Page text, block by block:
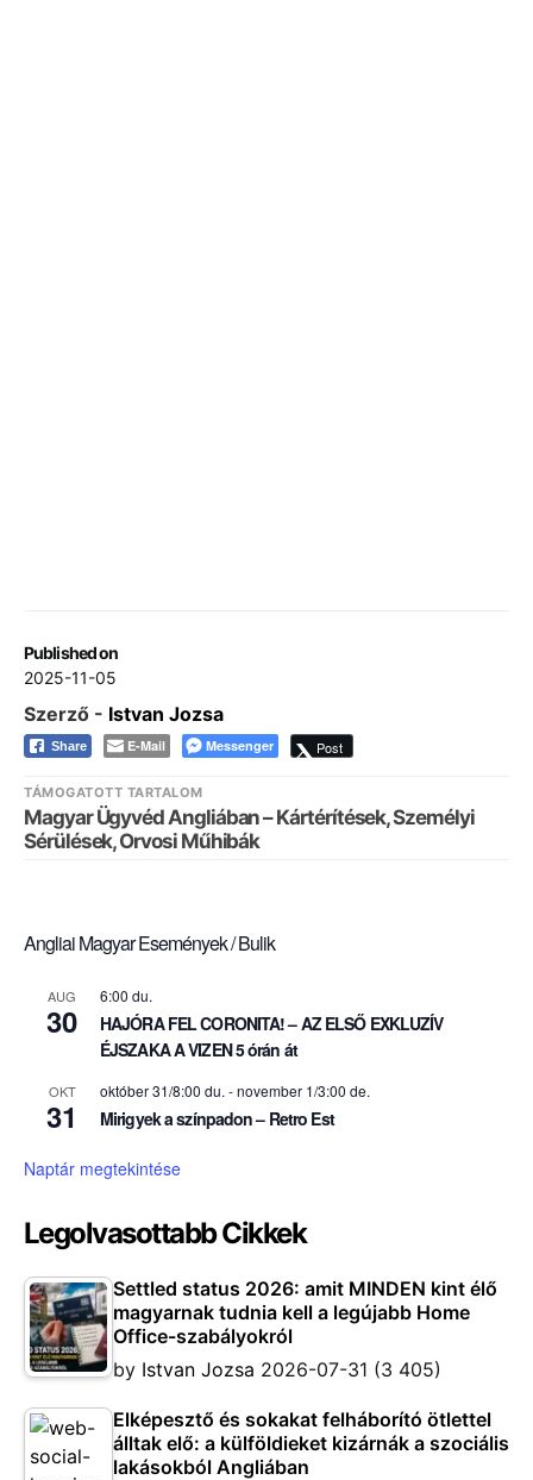
Published on
2025-11-05
Szerző - Istvan Jozsa
Share E-Mail Messenger Post
TÁMOGATOTT TARTALOM
Magyar Ügyvéd Angliában – Kártérítések, Személyi
Sérülések, Orvosi Műhibák
Angliai Magyar Események / Bulik
AUG
30
6:00 du.
HAJÓRA FEL CORONITA! – AZ ELSŐ EXKLUZÍV
ÉJSZAKA A VIZEN 5 órán át
OKT
31
október 31/8:00 du. -november 1/3:00 de.
Mirigyek a színpadon – Retro Est
Naptár megtekintése
Legolvasottabb Cikkek
Settled status 2026: amit MINDEN kint élő
magyarnak tudnia kell a legújabb Home
Office-szabályokról
by Istvan Jozsa 2026-07-31 (3 405)
Elképesztő és sokakat felháborító ötlettel
álltak elő: a külföldieket kizárnák a szociális
lakásokból Angliában